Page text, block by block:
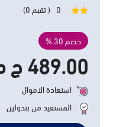
0 ( تقيم 0)
خصم 30 %
489.00 ج م
استعادة الاموال
المستفيد من بندولين